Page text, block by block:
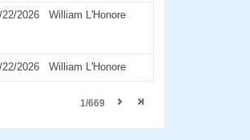
22/2026 William L'Honore
22/2026 William L'Honore
1/669